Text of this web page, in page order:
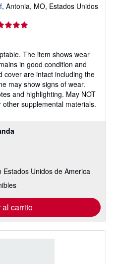
Unidos de America
carrito
, Antonia, MO, Estados Unidos
The item shows wear
in good condition and
cover are intact including the
may show signs of wear.
and highlighting. May NOT
supplemental materials.